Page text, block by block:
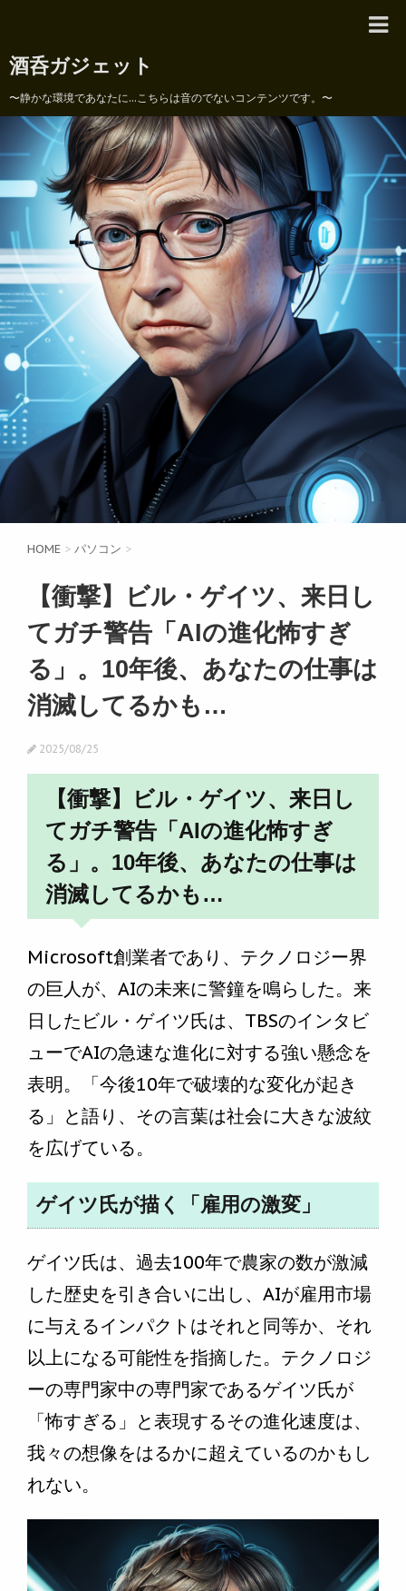
酒呑ガジェット
〜静かな環境であなたに...こちらは音のでないコンテンツです。〜
HOME > パソコン >
【衝撃】ビル・ゲイツ、来日し
てガチ警告「AIの進化怖すぎ
る」。10年後、あなたの仕事は
消滅してるかも…
2025/08/25
【衝撃】ビル・ゲイツ、来日し
てガチ警告「AIの進化怖すぎ
る」。10年後、あなたの仕事は
消滅してるかも…
Microsoft創業者であり、テクノロジー界
の巨人が、AIの未来に警鐘を鳴らした。来
日したビル・ゲイツ氏は、TBSのインタビ
ューでAIの急速な進化に対する強い懸念を
表明。「今後10年で破壊的な変化が起き
る」と語り、その言葉は社会に大きな波紋
を広げている。
ゲイツ氏が描く「雇用の激変」
ゲイツ氏は、過去100年で農家の数が激減
した歴史を引き合いに出し、AIが雇用市場
に与えるインパクトはそれと同等か、それ
以上になる可能性を指摘した。テクノロジ
ーの専門家中の専門家であるゲイツ氏が
「怖すぎる」と表現するその進化速度は、
我々の想像をはるかに超えているのかもし
れない。